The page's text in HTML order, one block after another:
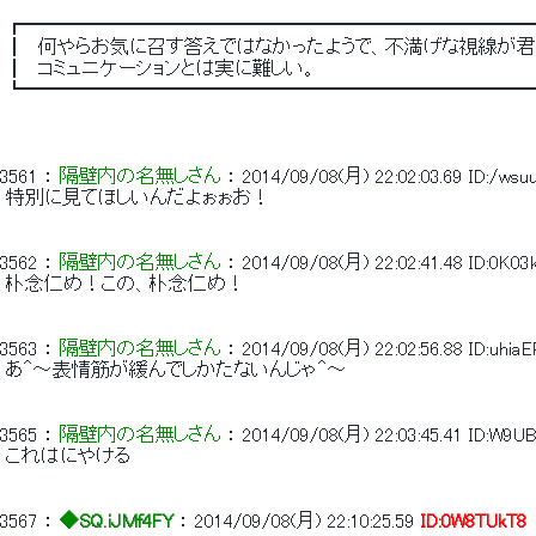
┃　何やらお気に召す答えではなかったようで、不満げな視線が
┃　コミュニケーションとは実に難しい。
3561 ： 隔壁内の名無しさん ： 2014/09/08(月) 22:02:03.69 ID:/
特別に見てほしいんだよぉぉお！
3562 ： 隔壁内の名無しさん ： 2014/09/08(月) 22:02:41.48
朴念仁め！この、朴念仁め！
3563 ： 隔壁内の名無しさん ： 2014/09/08(月) 22:02:56.88
あ＾～表情筋が緩んでしかたないんじゃ＾～
3565 ： 隔壁内の名無しさん ： 2014/09/08(月) 22:03:45.41
これはにやける
3567 ： ◆SQ.iJMf4FY ： 2014/09/08(月) 22:10:25.59 ID:0W8TUkT8